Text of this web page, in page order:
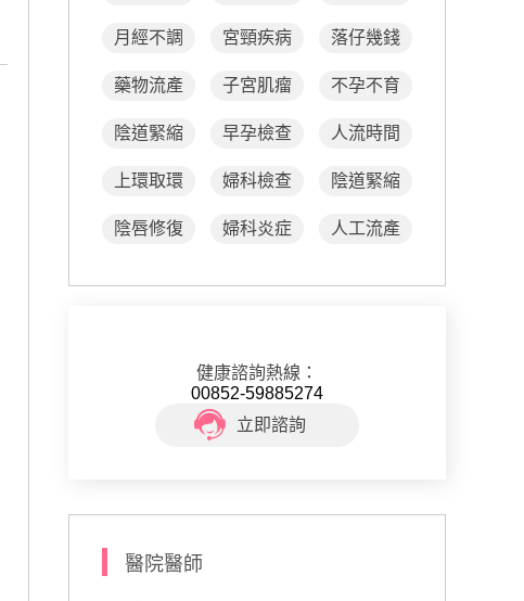
月經不調 宮頸疾病 落仔幾錢
藥物流產 子宮肌瘤 不孕不育
陰道緊縮 早孕檢查 人流時間
上環取環 婦科檢查 陰道緊縮
陰唇修復 婦科炎症 人工流產
健康諮詢熱線：
00852-59885274
立即諮詢
醫院醫師